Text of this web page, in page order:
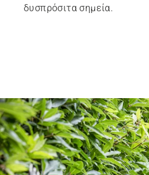
δυσπρόσιτα σημεία.